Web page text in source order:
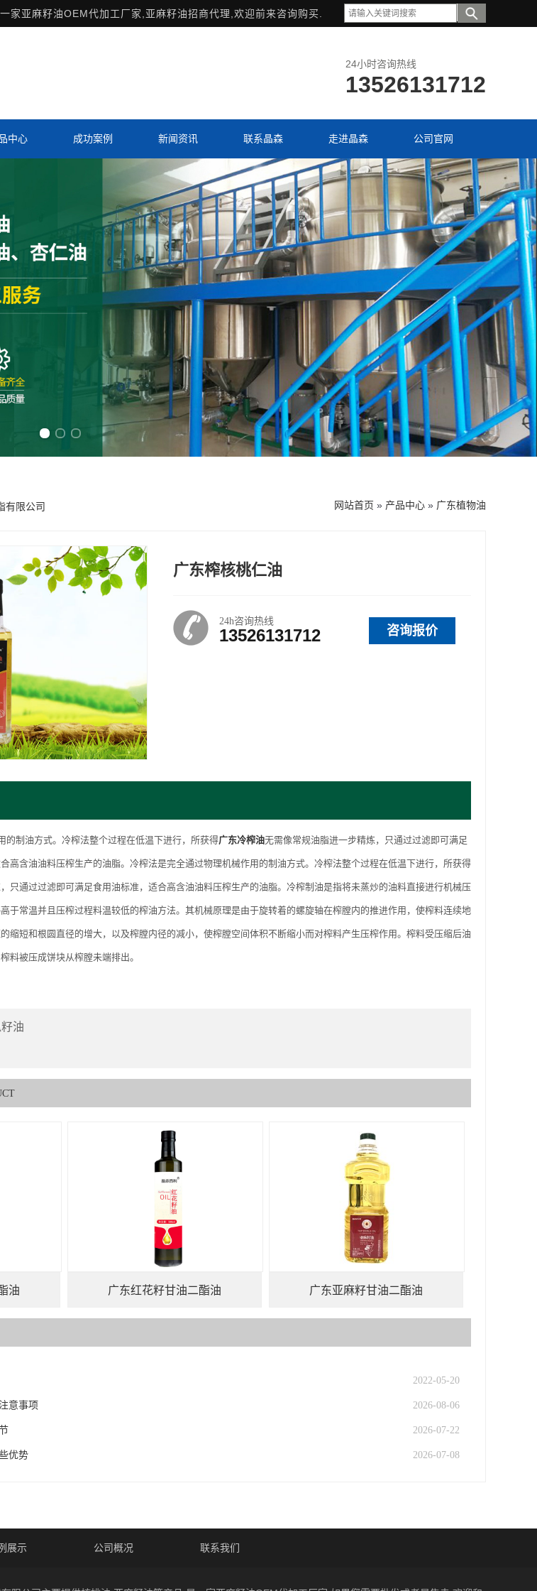
家亚麻籽油OEM代加工厂家,亚麻籽油招商代理,欢迎前来咨询购买.
24小时咨询热线
13526131712
中心 成功案例 新闻资讯 联系晶森 走进晶森 公司官网
有限公司 网站首页 » 产品中心 » 广东植物油
广东榨核桃仁油
咨询报价
24h咨询热线
13526131712
制油方式。冷榨法整个过程在低温下进行，所获得广东冷榨油无需像常规油脂进一步精炼，只通过过滤即可满足
高含油油料压榨生产的油脂。冷榨法是完全通过物理机械作用的制油方式。冷榨法整个过程在低温下进行，所获得
只通过过滤即可满足食用油标准，适合高含油油料压榨生产的油脂。冷榨制油是指将未蒸炒的油料直接进行机械压
于常温并且压榨过程料温较低的榨油方法。其机械原理是由于旋转着的螺旋轴在榨膛内的推进作用，使榨料连续地
缩短和根圆直径的增大，以及榨膛内径的减小，使榨膛空间体积不断缩小而对榨料产生压榨作用。榨料受压缩后油
料被压成饼块从榨膛未端排出。
油
油 广东红花籽甘油二酯油 广东亚麻籽甘油二酯油
2022-05-20
意事项 2026-08-06
2026-07-22
优势 2026-07-08
展示 公司概况 联系我们